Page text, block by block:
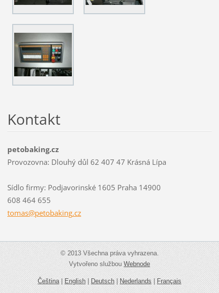
Kontakt
petobaking.cz
Provozovna: Dlouhý důl 62 407 47 Krásná Lípa
Sídlo firmy: Podjavorinské 1605 Praha 14900
608 464 655
tomas@petobaking.cz
© 2013 Všechna práva vyhrazena.
Vytvořeno službouWebnode
Čeština|English|Deutsch|Nederlands|Français